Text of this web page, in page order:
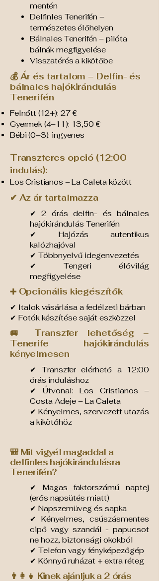
mentén
Delfinles Tenerifén –
természetes élőhelyen
Bálnales Tenerifén – pilóta
bálnák megfigyelése
Visszatérés a kikötőbe
💰 Ár és tartalom – Delfin- és
bálnales hajókirándulás
Tenerifén
Felnőtt (12+): 27 €
Gyermek (4–11): 13,50 €
Bébi (0–3): ingyenes
Transzferes opció (12:00
indulás):
Los Cristianos – La Caleta között
✔ Az ár tartalmazza
✔ 2 órás delfin- és bálnales
hajókirándulás Tenerifén
✔ Hajózás autentikus
kalózhajóval
✔ Többnyelvű idegenvezetés
✔ Tengeri élővilág
megfigyelése
➕ Opcionális kiegészítők
✔ Italok vásárlása a fedélzeti bárban
✔ Fotók készítése saját eszközzel
🚐 Transzfer lehetőség –
Tenerife hajókirándulás
kényelmesen
✔ Transzfer elérhető a 12:00
órás induláshoz
✔ Útvonal: Los Cristianos –
Costa Adeje – La Caleta
✔ Kényelmes, szervezett utazás
a kikötőhöz
🎒 Mit vigyél magaddal a
delfinles hajókirándulásra
Tenerifén?
✔ Magas faktorszámú naptej
(erős napsütés miatt)
✔ Napszemüveg és sapka
✔ Kényelmes, csúszásmentes
cipő vagy szandál - papucsot
ne hozz, biztonsági okokból
✔ Telefon vagy fényképezőgép
✔ Könnyű ruházat + extra réteg
👨‍👩‍👧 Kinek ajánljuk a 2 órás